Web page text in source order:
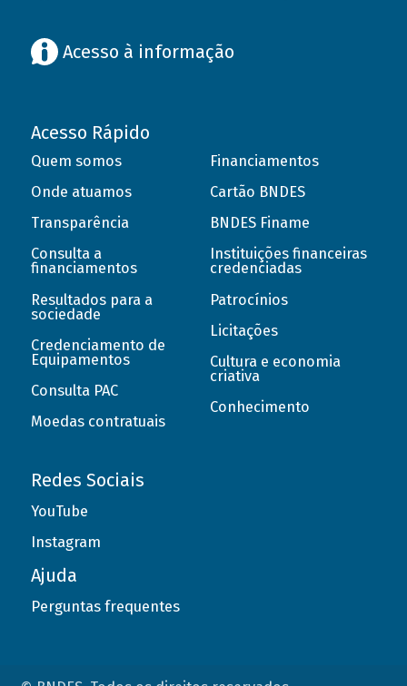
Acesso à informação
Acesso Rápido
Quem somos
Onde atuamos
Transparência
Consulta a
financiamentos
Resultados para a
sociedade
Credenciamento de
Equipamentos
Consulta PAC
Moedas contratuais
Financiamentos
Cartão BNDES
BNDES Finame
Instituições financeiras
credenciadas
Patrocínios
Licitações
Cultura e economia
criativa
Conhecimento
Redes Sociais
YouTube
Instagram
Ajuda
Perguntas frequentes